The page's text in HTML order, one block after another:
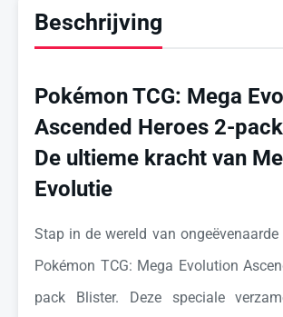
Beschrijving
Pokémon TCG: Mega
Ascended Heroes 2-
De ultieme kracht van
Evolutie
Stap in de wereld van
Pokémon TCG: Mega Evolution
pack Blister. Deze speciale